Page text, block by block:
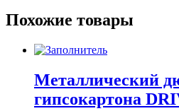
Похожие товары
Металлический
гипсокартона